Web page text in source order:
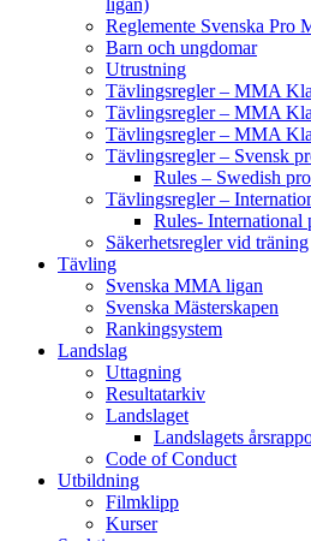
Reglemente Svenska Pro
Barn och ungdomar
Utrustning
Tävlingsregler – MMA
Tävlingsregler – MMA
Tävlingsregler – MMA
Tävlingsregler – Svensk
Rules – Swedish
Tävlingsregler –
Rules-
Säkerhetsregler vid träning
Tävling
Svenska MMA ligan
Svenska Mästerskapen
Rankingsystem
Landslag
Uttagning
Resultatarkiv
Landslaget
Landslagets
Code of Conduct
Utbildning
Filmklipp
Kurser